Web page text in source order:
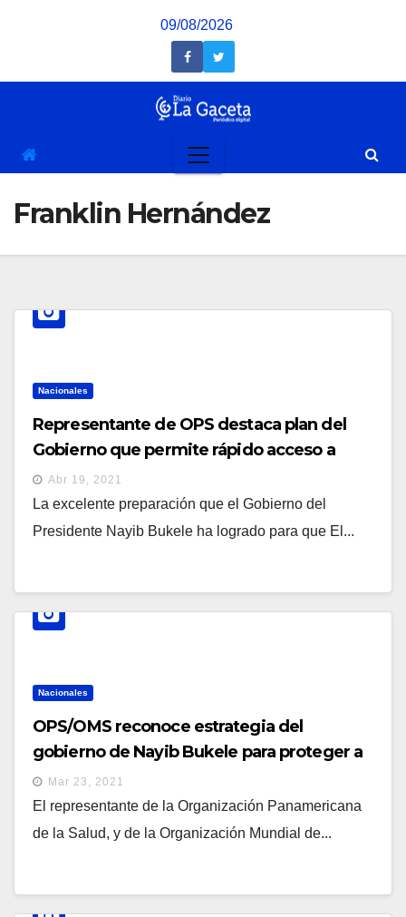
09/08/2026
Franklin Hernández
Nacionales
Representante de OPS destaca plan del
Gobierno que permite rápido acceso a
vacunas de mecanismo COVAX
Abr 19, 2021
La excelente preparación que el Gobierno del
Presidente Nayib Bukele ha logrado para que El...
Nacionales
OPS/OMS reconoce estrategia del
gobierno de Nayib Bukele para proteger a
salvadoreños del Covid-19
Mar 23, 2021
El representante de la Organización Panamericana
de la Salud, y de la Organización Mundial de...